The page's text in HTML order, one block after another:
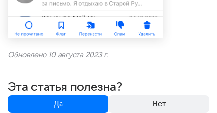
Обновлено 10 августа 2023 г.
Эта статья полезна?
Да Нет